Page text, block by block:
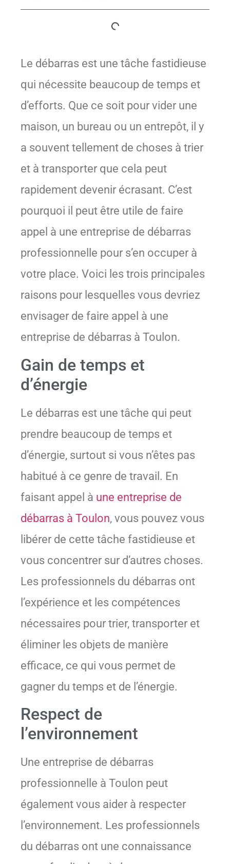
Le débarras est une tâche fastidieuse
qui nécessite beaucoup de temps et
d’efforts. Que ce soit pour vider une
maison, un bureau ou un entrepôt, il y
a souvent tellement de choses à trier
et à transporter que cela peut
rapidement devenir écrasant. C’est
pourquoi il peut être utile de faire
appel à une entreprise de débarras
professionnelle pour s’en occuper à
votre place. Voici les trois principales
raisons pour lesquelles vous devriez
envisager de faire appel à une
entreprise de débarras à Toulon.
Gain de temps et
d’énergie
Le débarras est une tâche qui peut
prendre beaucoup de temps et
d’énergie, surtout si vous n’êtes pas
habitué à ce genre de travail. En
faisant appel à une entreprise de
débarras à Toulon, vous pouvez vous
libérer de cette tâche fastidieuse et
vous concentrer sur d’autres choses.
Les professionnels du débarras ont
l’expérience et les compétences
nécessaires pour trier, transporter et
éliminer les objets de manière
efficace, ce qui vous permet de
gagner du temps et de l’énergie.
Respect de
l’environnement
Une entreprise de débarras
professionnelle à Toulon peut
également vous aider à respecter
l’environnement. Les professionnels
du débarras ont une connaissance